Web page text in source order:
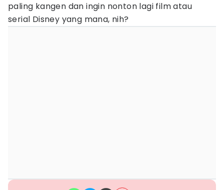
paling kangen dan ingin nonton lagi film atau
serial Disney yang mana, nih?